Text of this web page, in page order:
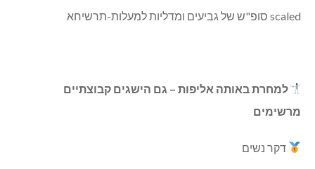
למחרת באותה אליפות – גם הישגים קבוצתיים
מרשימים
דקר נשים